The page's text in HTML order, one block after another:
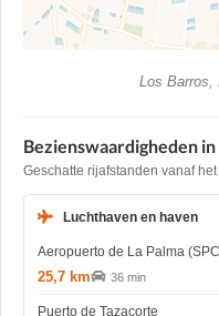
Los Barros,
Bezienswaardigheden
Geschatte rijafstanden vanaf
Luchthaven en haven
Aeropuerto de La Palma
25,7 km 36 min
Puerto de Tazacorte